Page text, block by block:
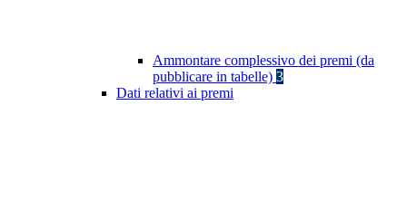
Ammontare complessivo dei premi (da
pubblicare in tabelle) 3
Dati relativi ai premi